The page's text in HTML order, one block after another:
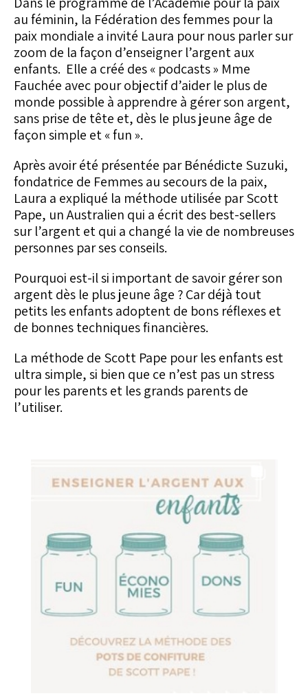
au féminin, la Fédération des femmes pour la
paix mondiale a invité Laura pour nous parler sur
zoom de la façon d’enseigner l’argent aux
enfants. Elle a créé des « podcasts » Mme
Fauchée avec pour objectif d’aider le plus de
monde possible à apprendre à gérer son argent,
sans prise de tête et, dès le plus jeune âge de
façon simple et « fun ».
Après avoir été présentée par Bénédicte Suzuki,
fondatrice de Femmes au secours de la paix,
Laura a expliqué la méthode utilisée par Scott
Pape, un Australien qui a écrit des best-sellers
sur l’argent et qui a changé la vie de nombreuses
personnes par ses conseils.
Pourquoi est-il si important de savoir gérer son
argent dès le plus jeune âge ? Car déjà tout
petits les enfants adoptent de bons réflexes et
de bonnes techniques financières.
La méthode de Scott Pape pour les enfants est
ultra simple, si bien que ce n’est pas un stress
pour les parents et les grands parents de
l’utiliser.